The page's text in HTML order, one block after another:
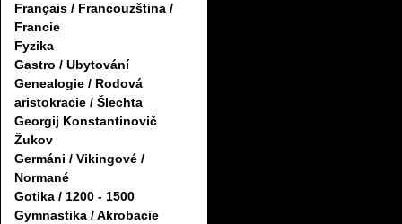
Français / Francouzština /
Francie
Fyzika
Gastro / Ubytování
Genealogie / Rodová
aristokracie / Šlechta
Georgij Konstantinovič
Žukov
Germáni / Vikingové /
Normané
Gotika / 1200 - 1500
Gymnastika / Akrobacie